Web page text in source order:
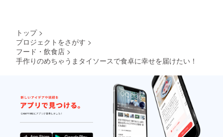
トップ >
プロジェクトをさがす >
フード・飲食店 >
手作りのめちゃうまタイソースで食卓に幸せを届けたい！